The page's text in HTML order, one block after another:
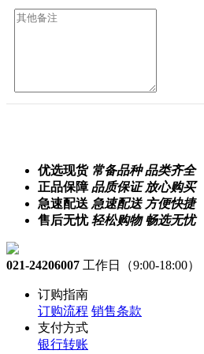
优选现货 常备品种 品类齐全
正品保障品质保证 放心购买
急速配送 急速配送 方便快捷
售后无忧轻松购物 畅选无忧
021-24206007 工作日（9:00-18:00）
订购指南
订购流程 销售条款
支付方式
银行转账